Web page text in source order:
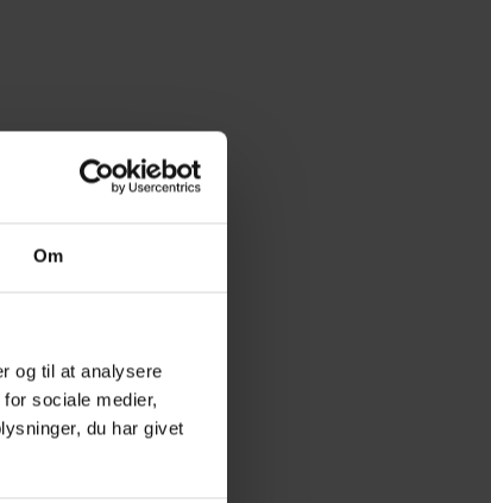
Om
og til at analysere
sociale medier,
du har givet